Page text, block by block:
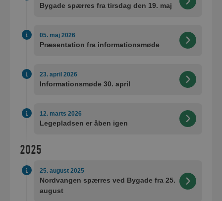
Bygade spærres fra tirsdag den 19. maj
05. maj 2026
Præsentation fra informationsmøde
23. april 2026
Informationsmøde 30. april
12. marts 2026
Legepladsen er åben igen
2025
25. august 2025
Nordvangen spærres ved Bygade fra 25.
august